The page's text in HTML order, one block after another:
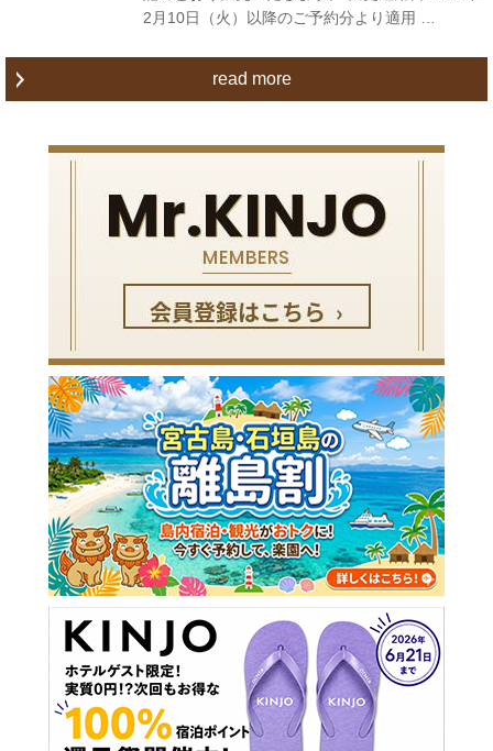
2月10日（火）以降のご予約分より適用 …
read more